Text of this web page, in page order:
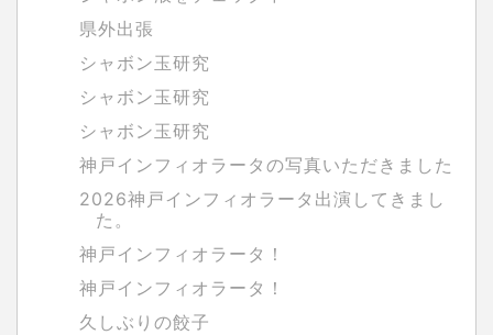
県外出張
シャボン玉研究
シャボン玉研究
シャボン玉研究
神戸インフィオラータの写真いただきました
2026神戸インフィオラータ出演してきまし
た。
神戸インフィオラータ！
神戸インフィオラータ！
久しぶりの餃子